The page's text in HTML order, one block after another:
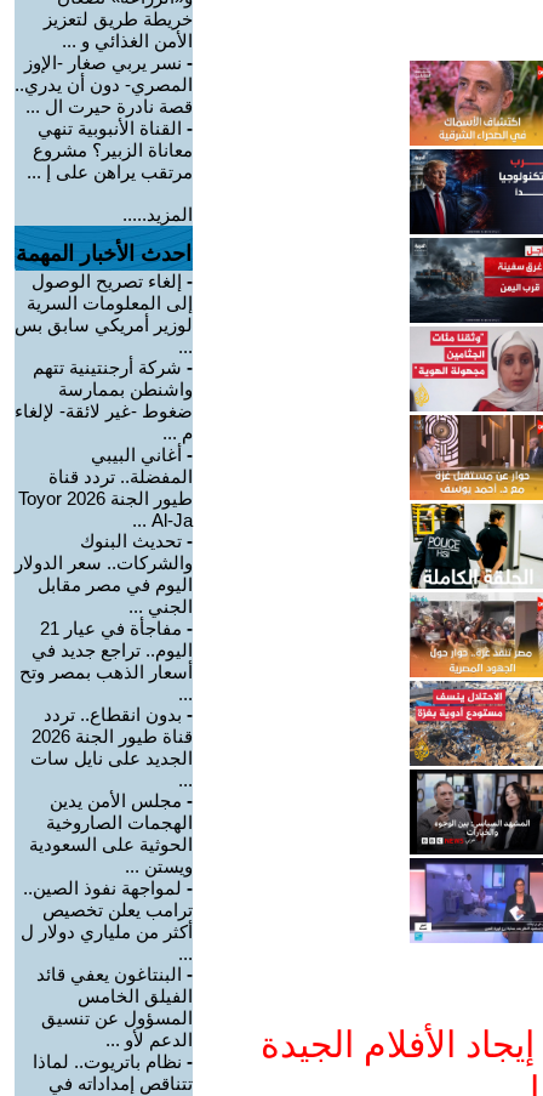
الأفلام الجيدة
خريطة طريق لتعزيز
الأمن الغذائي و ...
- نسر يربي صغار -الإوز
المصري- دون أن يدري..
قصة نادرة حيرت ال ...
- القناة الأنبوبية تنهي
معاناة الزبير؟ مشروع
مرتقب يراهن على إ ...
المزيد.....
احدث الأخبار المهمة
- إلغاء تصريح الوصول
إلى المعلومات السرية
لوزير أمريكي سابق بس
...
- شركة أرجنتينية تتهم
واشنطن بممارسة
ضغوط -غير لائقة- لإلغاء
م ...
- أغاني البيبي
المفضلة.. تردد قناة
طيور الجنة 2026 Toyor
Al-Ja ...
- تحديث البنوك
والشركات.. سعر الدولار
اليوم في مصر مقابل
الجني ...
-
مفاجأة في عيار 21
اليوم.. تراجع جديد في
أسعار الذهب بمصر وتح
...
- بدون انقطاع.. تردد
قناة طيور الجنة 2026
الجديد على نايل سات
...
- مجلس الأمن يدين
الهجمات الصاروخية
الحوثية على السعودية
ويستن ...
- لمواجهة نفوذ الصين..
ترامب يعلن تخصيص
أكثر من ملياري دولار ل
...
- البنتاغون يعفي قائد
الفيلق الخامس
المسؤول عن تنسيق
الدعم لأو ...
- نظام باتريوت.. لماذا
تتناقص إمداداته في